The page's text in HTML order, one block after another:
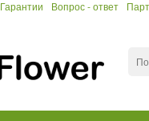
Гарантии Вопрос - ответ